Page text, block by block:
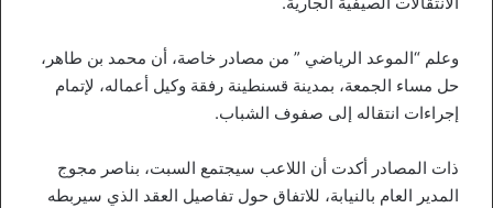
وعلم “الموعد الرياضي ” من مصادر خاصة، أن محمد بن طاهر،
حل مساء الجمعة، بمدينة قسنطينة رفقة وكيل أعماله، لإتمام
إجراءات انتقاله إلى صفوف الشباب.
ذات المصادر أكدت أن اللاعب سيجتمع السبت، بناصر مجوج
المدير العام بالنيابة، للاتفاق حول تفاصيل العقد الذي سيربطه